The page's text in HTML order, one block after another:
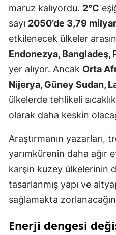
maruz kalıyordu. 2°C
sayı 2050’de 3,79
etkilenecek ülkeler
Endonezya,
yer alıyor. Ancak Orta
Nijerya, Güney Sudan,
ülkelerde tehlikeli
olarak daha keskin
Araştırmanın yazarları,
yarımkürenin daha ağır
karşın kuzey ülkelerinin
tasarlanmış yapı ve
sağlamakta
Enerji dengesi